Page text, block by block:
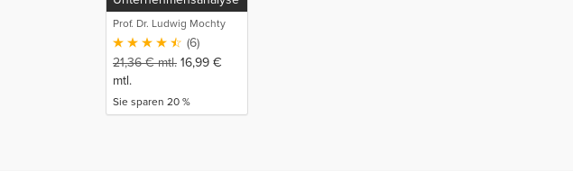
mit Excel
Prof. Dr. Ludwig Mochty
(6)
21,36€mtl. 16,99 €
mtl.
Sie sparen 20 %